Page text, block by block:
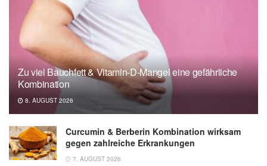
Americans in the Jackson Heart Sleep Study,
in Sleep (Abfrage: 07.08.2019),
Zu viel Bauchfett & Vitamin-D-Mangel eine gefährliche
Kombination
8. AUGUST 2026
Curcumin & Berberin Kombination wirksam
gegen zahlreiche Erkrankungen
7. AUGUST 2026